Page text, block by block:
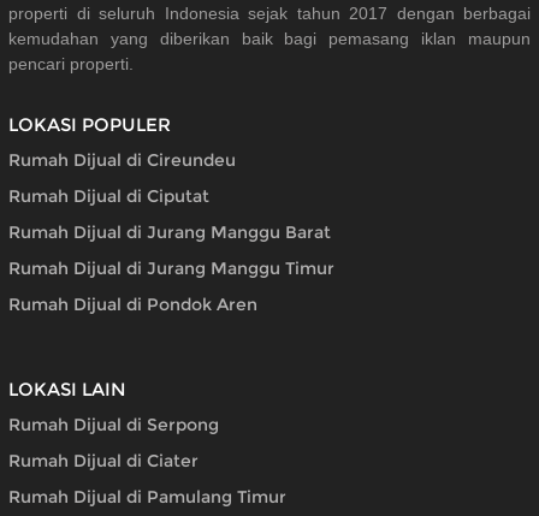
properti di seluruh Indonesia sejak tahun 2017 dengan berbagai
kemudahan yang diberikan baik bagi pemasang iklan maupun
pencari properti.
LOKASI POPULER
Rumah Dijual di Cireundeu
Rumah Dijual di Ciputat
Rumah Dijual di Jurang Manggu Barat
Rumah Dijual di Jurang Manggu Timur
Rumah Dijual di Pondok Aren
LOKASI LAIN
Rumah Dijual di Serpong
Rumah Dijual di Ciater
Rumah Dijual di Pamulang Timur